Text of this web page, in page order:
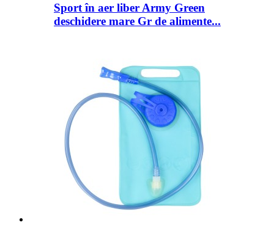
Sport în aer liber Army Green
deschidere mare Gr de alimente...